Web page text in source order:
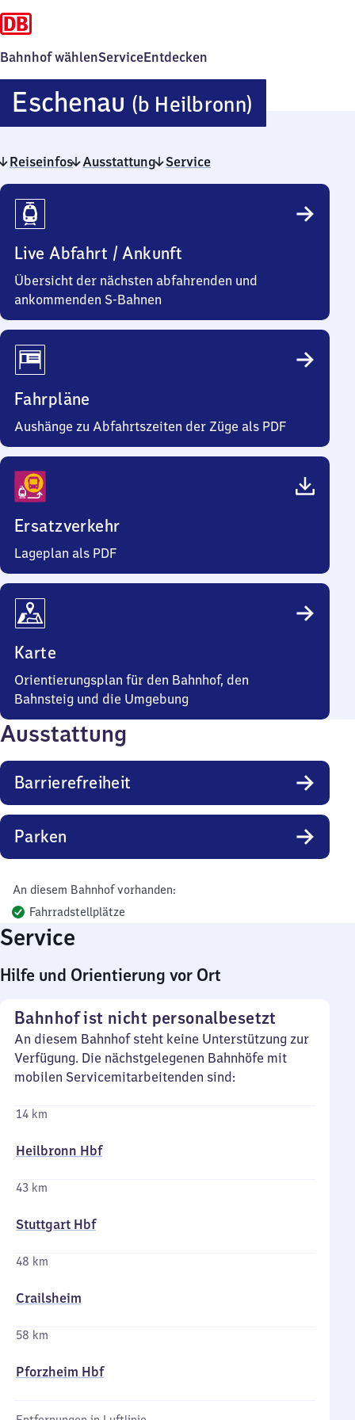
Bahnhof wählenServiceEntdecken
Eschenau (b Heilbronn)
(bei
Reiseinfos Ausstattung Service
Reiseinfos
Live Abfahrt / Ankunft
Übersicht der nächsten abfahrenden und
ankommenden S-Bahnen
Fahrpläne
Aushänge zu Abfahrtszeiten der Züge als PDF
Ersatzverkehr
Lageplan als PDF
Karte
Orientierungsplan für den Bahnhof, den
Bahnsteig und die Umgebung
Ausstattung
Barrierefreiheit
Parken
An diesem Bahnhof vorhanden:
Fahrradstellplätze
Service
Hilfe und Orientierung vor Ort
Bahnhof ist nicht personalbesetzt
An diesem Bahnhof steht keine Unterstützung zur
Verfügung. Die nächstgelegenen Bahnhöfe mit
mobilen Servicemitarbeitenden sind:
14 km
Heilbronn Hbf
43 km
Stuttgart Hbf
48 km
Crailsheim
58 km
Pforzheim Hbf